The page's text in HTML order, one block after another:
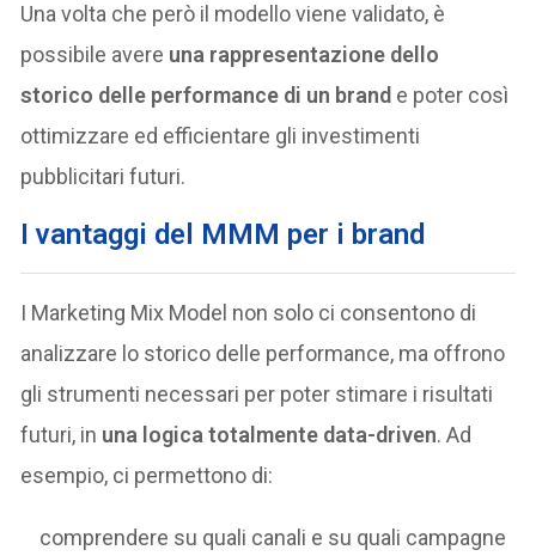
Una volta che però il modello viene validato, è
possibile avere una rappresentazione dello
storico delle performance di un brand e poter così
ottimizzare ed efficientare gli investimenti
pubblicitari futuri.
I vantaggi del MMM per i brand
I Marketing Mix Model non solo ci consentono di
analizzare lo storico delle performance, ma offrono
gli strumenti necessari per poter stimare i risultati
futuri, in una logica totalmente data-driven. Ad
esempio, ci permettono di:
comprendere su quali canali e su quali campagne